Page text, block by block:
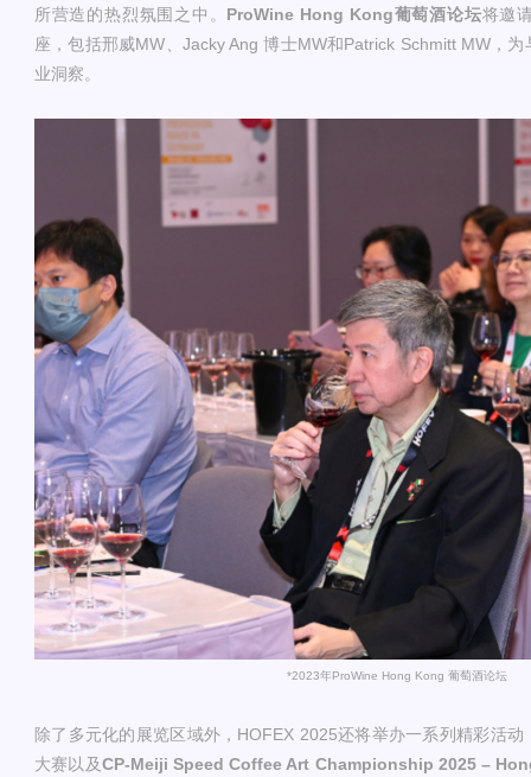
所营造的热烈氛围之中。 ProWine Hong Kong葡萄酒论坛将邀
座，包括邢威MW、Jacky Ang 博士MW和Patrick Schmitt MW，
业洞察。
*2023年ProWine Hong Kong 葡萄酒论坛
除了多元化的展览区域外，HOFEX 2025还将举办一系列精彩活
大赛以及CP-Meiji Speed Coffee Art Championship 2025 –